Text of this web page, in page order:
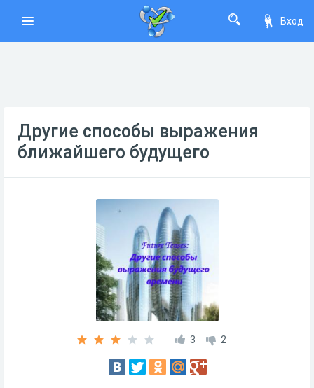
Вход
Другие способы выражения
ближайшего будущего
3 2